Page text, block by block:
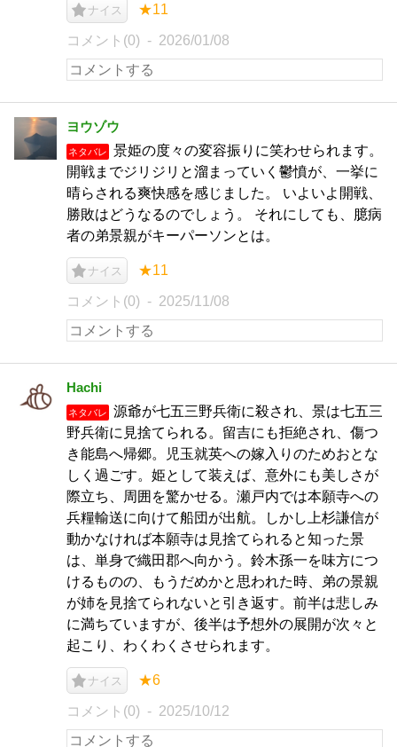
ナイス ★11
コメント(0) 2026/01/08
ヨウゾウ
ネタバレ
景姫の度々の変容振りに笑わせられます。
開戦までジリジリと溜まっていく鬱憤が、一挙に
晴らされる爽快感を感じました。 いよいよ開戦、
勝敗はどうなるのでしょう。 それにしても、臆病
者の弟景親がキーパーソンとは。
ナイス ★11
コメント(0) 2025/11/08
Hachi
ネタバレ
源爺が七五三野兵衛に殺され、景は七五三
野兵衛に見捨てられる。留吉にも拒絶され、傷つ
き能島へ帰郷。児玉就英への嫁入りのためおとな
しく過ごす。姫として装えば、意外にも美しさが
際立ち、周囲を驚かせる。瀬戸内では本願寺への
兵糧輸送に向けて船団が出航。しかし上杉謙信が
動かなければ本願寺は見捨てられると知った景
は、単身で織田郡へ向かう。鈴木孫一を味方につ
けるものの、もうだめかと思われた時、弟の景親
が姉を見捨てられないと引き返す。前半は悲しみ
に満ちていますが、後半は予想外の展開が次々と
起こり、わくわくさせられます。
ナイス ★6
コメント(0) 2025/10/12